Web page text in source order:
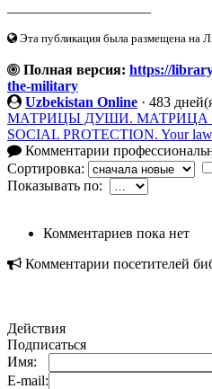
Эта публикация была размещена на
Полная версия: https://
the-military
Uzbekistan Online · 483
МАТРИЦЫ ДУШИ. МАТРИЦА
SOCIAL PROTECTION. Your
Комментарии
Сортировка:
Показывать по:
Комментариев пока нет
Комментарии посетителей
Действия
Подписаться
Имя:
E-mail: